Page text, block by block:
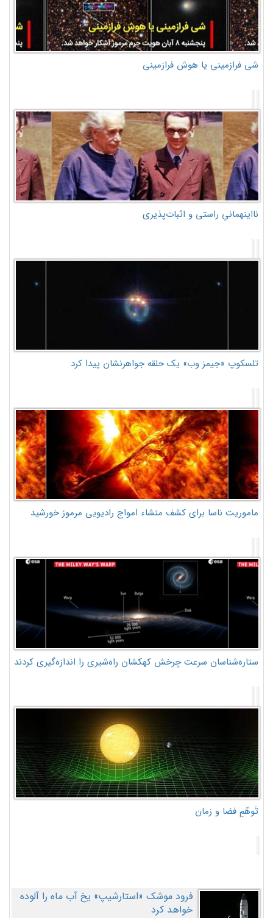
شی فرازمینی یا هوش فرازمینی
نااینهمانیِ راستی و اثبات‌پذیری
تلسکوپ «جیمز وب» یک حلقه جواهرنشان پیدا کرد
ماموریت ناسا برای کشف منشاء امواج رادیویی مرموز خورشید
ستاره‌شناسان سرعت چرخش کهکشان راه‌شیری را اندازه‌گیری کردند
تَوهّمِ فضا و زمان
فرود موشک «استارشیپ» یخ آب ماه را آلوده
خواهد کرد